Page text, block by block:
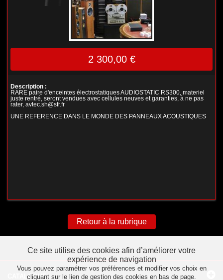
2 300,00 €
Description :
RARE paire d'enceintes électrostatiques AUDIOSTATIC RS300, materiel
juste rentré, seront vendues avec cellules neuves et garanties, à ne pas
rater, avtec.sh@sfr.fr
UNE REFERENCE DANS LE MONDE DES PANNEAUX ACOUSTIQUES
Retour à la rubrique
CATALOGUE
Ce site utilise des cookies afin d’améliorer votre
expérience de navigation
Vous pouvez paramétrer vos préférences et modifier vos choix en
cliquant sur le lien de gestion des cookies en bas de page.